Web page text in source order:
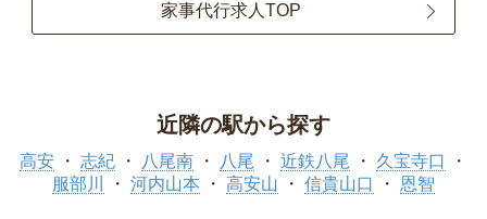
家事代行求人TOP
近隣の駅から探す
高安 志紀 八尾南 八尾 近鉄八尾
久宝寺口
服部川
河内山本 高安山 信貴山口 恩智